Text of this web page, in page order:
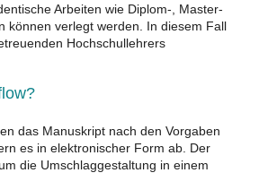
Arbeiten wie Diplom-, Master-
können verlegt werden. In diesem Fall
Hochschullehrers
das Manuskript nach den Vorgaben
es in elektronischer Form ab. Der
die Umschlaggestaltung in einem